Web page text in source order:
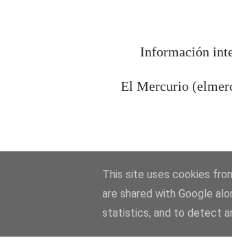
Información
El Mercurio
This site uses cookies
are shared with Google
statistics, and to detect